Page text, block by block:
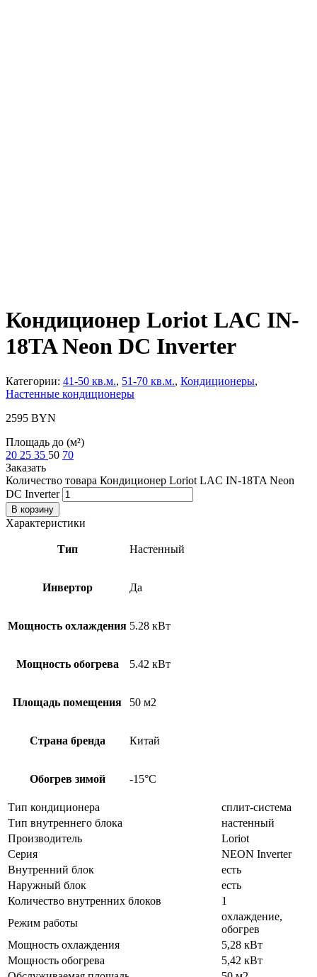
Кондиционер Loriot LAC IN-
18TA Neon DC Inverter
Категории: 41-50 кв.м., 51-70 кв.м., Кондиционеры,
Настенные кондиционеры
2595 BYN
Площадь до (м²)
20 25 35 50 70
Заказать
Количество товара Кондиционер Loriot LAC IN-18TA Neon
DC Inverter
В корзину
Характеристики
Тип Настенный
Инвертор Да
Мощность охлаждения 5.28 кВт
Мощность обогрева 5.42 кВт
Площадь помещения 50 м2
Страна бренда Китай
Обогрев зимой -15°С
Тип кондиционера
сплит-система
Тип внутреннего блока
настенный
Производитель
Loriot
Серия
NEON Inverter
Внутренний блок
есть
Наружный блок
есть
Количество внутренних блоков
1
Режим работы
охлаждение,
обогрев
Мощность охлаждения
5,28 кВт
Мощность обогрева
5,42 кВт